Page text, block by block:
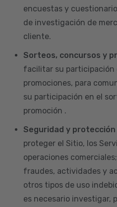
encuestas y
de investigación de
cliente.
Sorteos, concursos y
facilitar su participación
promociones, para
su participación en el
promoción .
Seguridad y
proteger el Sitio, los
operaciones
fraudes, actividades y
otros tipos de uso
es necesario investigar,